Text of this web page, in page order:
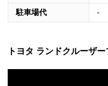
駐車場代 -
トヨタ ランドクルーザ